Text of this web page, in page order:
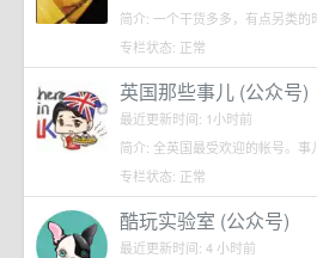
简介: 一个干货多多，有点另类的
专栏状态: 正常
英国那些事儿 (公众号)
最近更新时间: 1小时前
简介: 全英国最受欢迎的帐号。
专栏状态: 正常
酷玩实验室 (公众号)
最近更新时间: 4 小时前